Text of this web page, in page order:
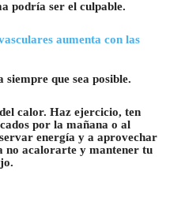
podría ser el culpable.
aumenta con las
siempre que sea posible.
calor. Haz ejercicio, ten
por la mañana o al
energía y a aprovechar
no acalorarte y mantener tu